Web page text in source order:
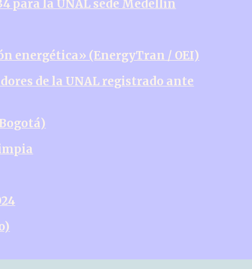
para la UNAL sede Medellín
energética» (EnergyTran / OEI)
de la UNAL registrado ante